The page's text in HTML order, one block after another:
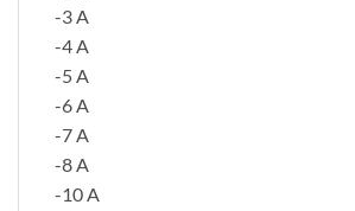
-3 A
-4 A
-5 A
-6 A
-7 A
-8 A
-10 A